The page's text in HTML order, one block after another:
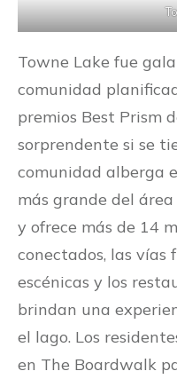
Towne Lake fue
comunidad
premios Best Prism
sorprendente si se
comunidad alberga
más grande del
y ofrece más de 14
conectados, las vías
escénicas y los
brindan una
el lago. Los
en The Boardwalk